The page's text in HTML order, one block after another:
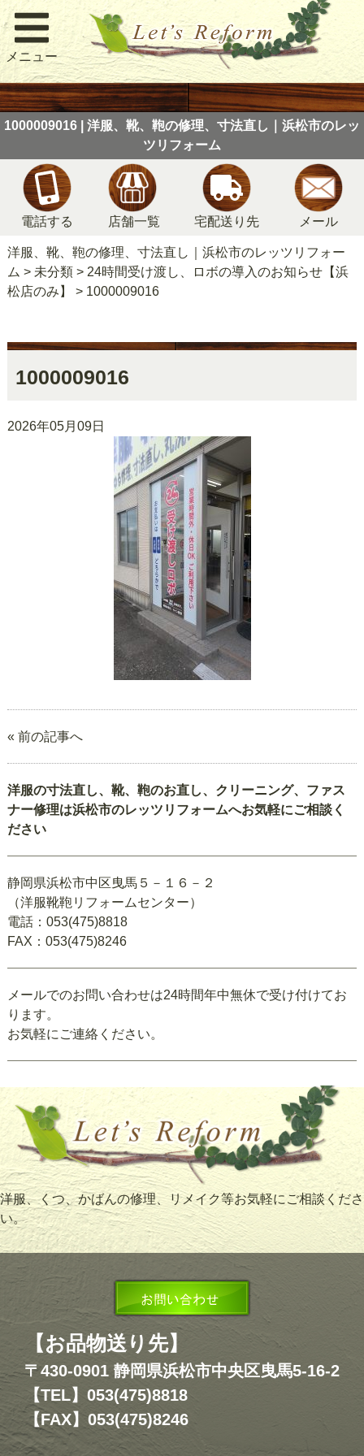
メニュー
1000009016 | 洋服、靴、鞄の修理、寸法直し｜浜松市のレッ
ツリフォーム
電話する 店舗一覧 宅配送り先 メール
洋服、靴、鞄の修理、寸法直し｜浜松市のレッツリフォー
ム > 未分類> 24時間受け渡し、ロボの導入のお知らせ【浜
松店のみ】
> 1000009016
1000009016
2026年05月09日
« 前の記事へ
洋服の寸法直し、靴、鞄のお直し、クリーニング、ファス
ナー修理は浜松市のレッツリフォームへお気軽にご相談く
ださい
静岡県浜松市中区曳馬５－１６－２
（洋服靴鞄リフォームセンター）
電話：053(475)8818
FAX：053(475)8246
メールでのお問い合わせは24時間年中無休で受け付けてお
ります。
お気軽にご連絡ください。
洋服、くつ、かばんの修理、リメイク等お気軽にご相談くださ
い。
【お品物送り先】
〒430-0901 静岡県浜松市中央区曳馬5-16-2
【TEL】053(475)8818
【FAX】053(475)8246